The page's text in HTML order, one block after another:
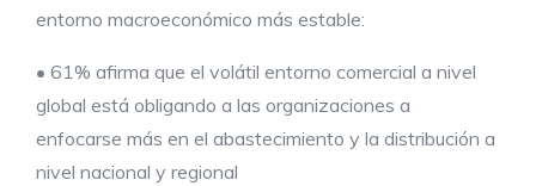
entorno macroeconómico más estable:
• 61% afirma que el volátil entorno comercial a nivel
global está obligando a las organizaciones a
enfocarse más en el abastecimiento y la distribución a
nivel nacional y regional